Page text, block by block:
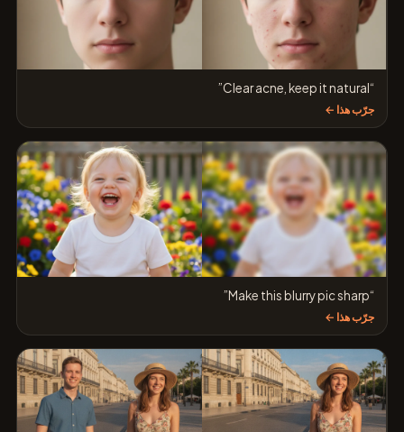
“Clear acne, keep it natural”
جرّب هذا ←
“Make this blurry pic sharp”
جرّب هذا ←